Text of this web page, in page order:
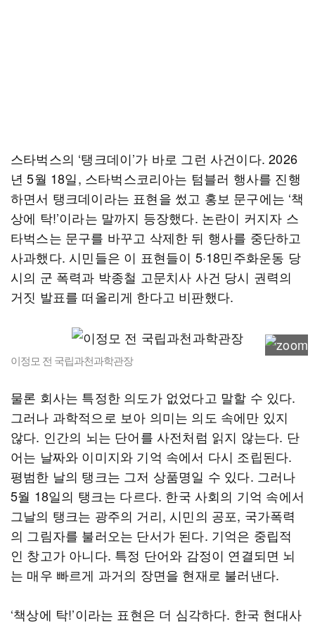
스타벅스의 ‘탱크데이’가 바로 그런 사건이다. 2026
년 5월 18일, 스타벅스코리아는 텀블러 행사를 진행
하면서 탱크데이라는 표현을 썼고 홍보 문구에는 ‘책
상에 탁!’이라는 말까지 등장했다. 논란이 커지자 스
타벅스는 문구를 바꾸고 삭제한 뒤 행사를 중단하고
사과했다. 시민들은 이 표현들이 5·18민주화운동 당
시의 군 폭력과 박종철 고문치사 사건 당시 권력의
거짓 발표를 떠올리게 한다고 비판했다.
이정모 전 국립과천과학관장
물론 회사는 특정한 의도가 없었다고 말할 수 있다.
그러나 과학적으로 보아 의미는 의도 속에만 있지
않다. 인간의 뇌는 단어를 사전처럼 읽지 않는다. 단
어는 날짜와 이미지와 기억 속에서 다시 조립된다.
평범한 날의 탱크는 그저 상품명일 수 있다. 그러나
5월 18일의 탱크는 다르다. 한국 사회의 기억 속에서
그날의 탱크는 광주의 거리, 시민의 공포, 국가폭력
의 그림자를 불러오는 단서가 된다. 기억은 중립적
인 창고가 아니다. 특정 단어와 감정이 연결되면 뇌
는 매우 빠르게 과거의 장면을 현재로 불러낸다.
‘책상에 탁!’이라는 표현은 더 심각하다. 한국 현대사